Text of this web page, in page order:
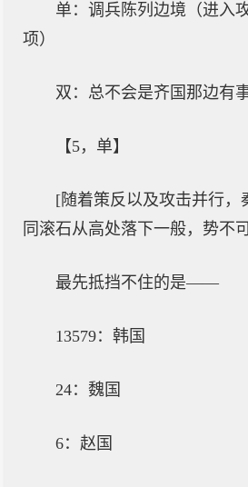
单：调兵陈列边境（进入
项）
双：总不会是齐国那边有
【5，单】
[随着策反以及攻击并行，
同滚石从高处落下一般，势不
最先抵挡不住的是——
13579：韩国
24：魏国
6：赵国